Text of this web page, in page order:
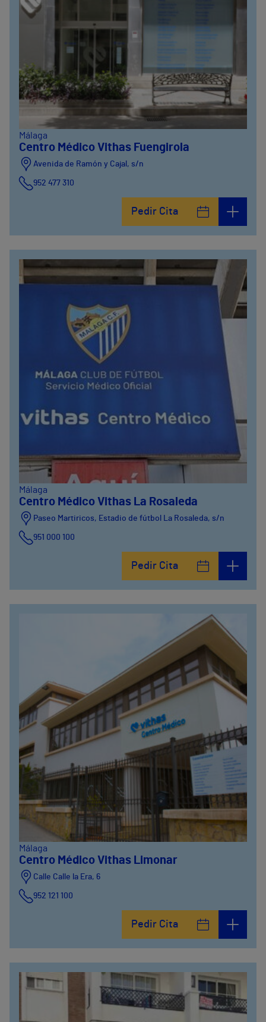
Málaga
Centro Médico Vithas Fuengirola
Avenida de Ramón y Cajal, s/n
952 477 310
Pedir Cita
Málaga
Centro Médico Vithas La Rosaleda
Paseo Martiricos, Estadio de fútbol La Rosaleda, s/n
951 000 100
Pedir Cita
Málaga
Centro Médico Vithas Limonar
Calle Calle la Era, 6
952 121 100
Pedir Cita